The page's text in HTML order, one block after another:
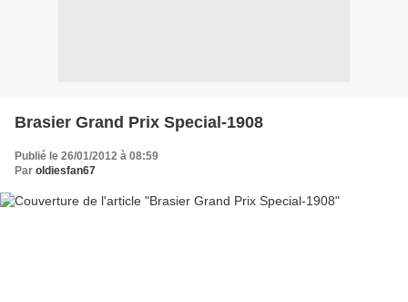
Brasier Grand Prix Special-1908
Publié le 26/01/2012 à 08:59
Par oldiesfan67